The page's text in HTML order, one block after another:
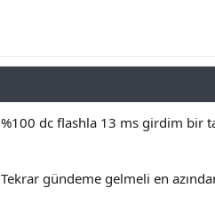
%100 dc flashla 13 ms girdim bir
Tekrar gündeme gelmeli en